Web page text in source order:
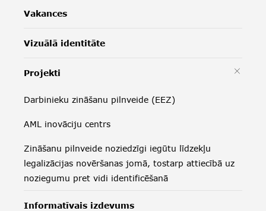
Vakances
Vizuālā identitāte
Projekti
Darbinieku zināšanu pilnveide (EEZ)
AML inovāciju centrs
Zināšanu pilnveide noziedzīgi iegūtu līdzekļu
legalizācijas novēršanas jomā, tostarp attiecībā uz
noziegumu pret vidi identificēšanā
Informatīvais izdevums